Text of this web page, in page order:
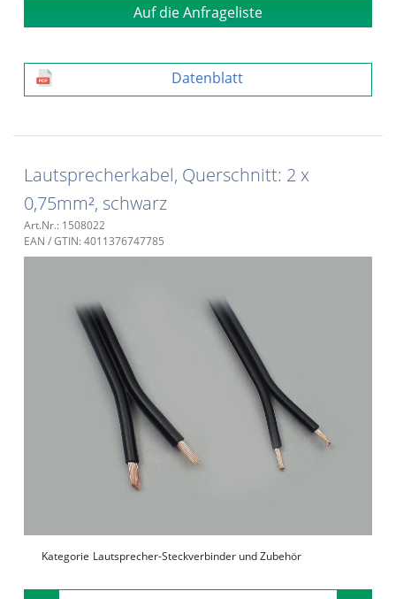
Auf die Anfrageliste
Datenblatt
Lautsprecherkabel, Querschnitt: 2 x
0,75mm², schwarz
Art.Nr.: 1508022
EAN / GTIN: 4011376747785
Kategorie Lautsprecher-Steckverbinder und Zubehör